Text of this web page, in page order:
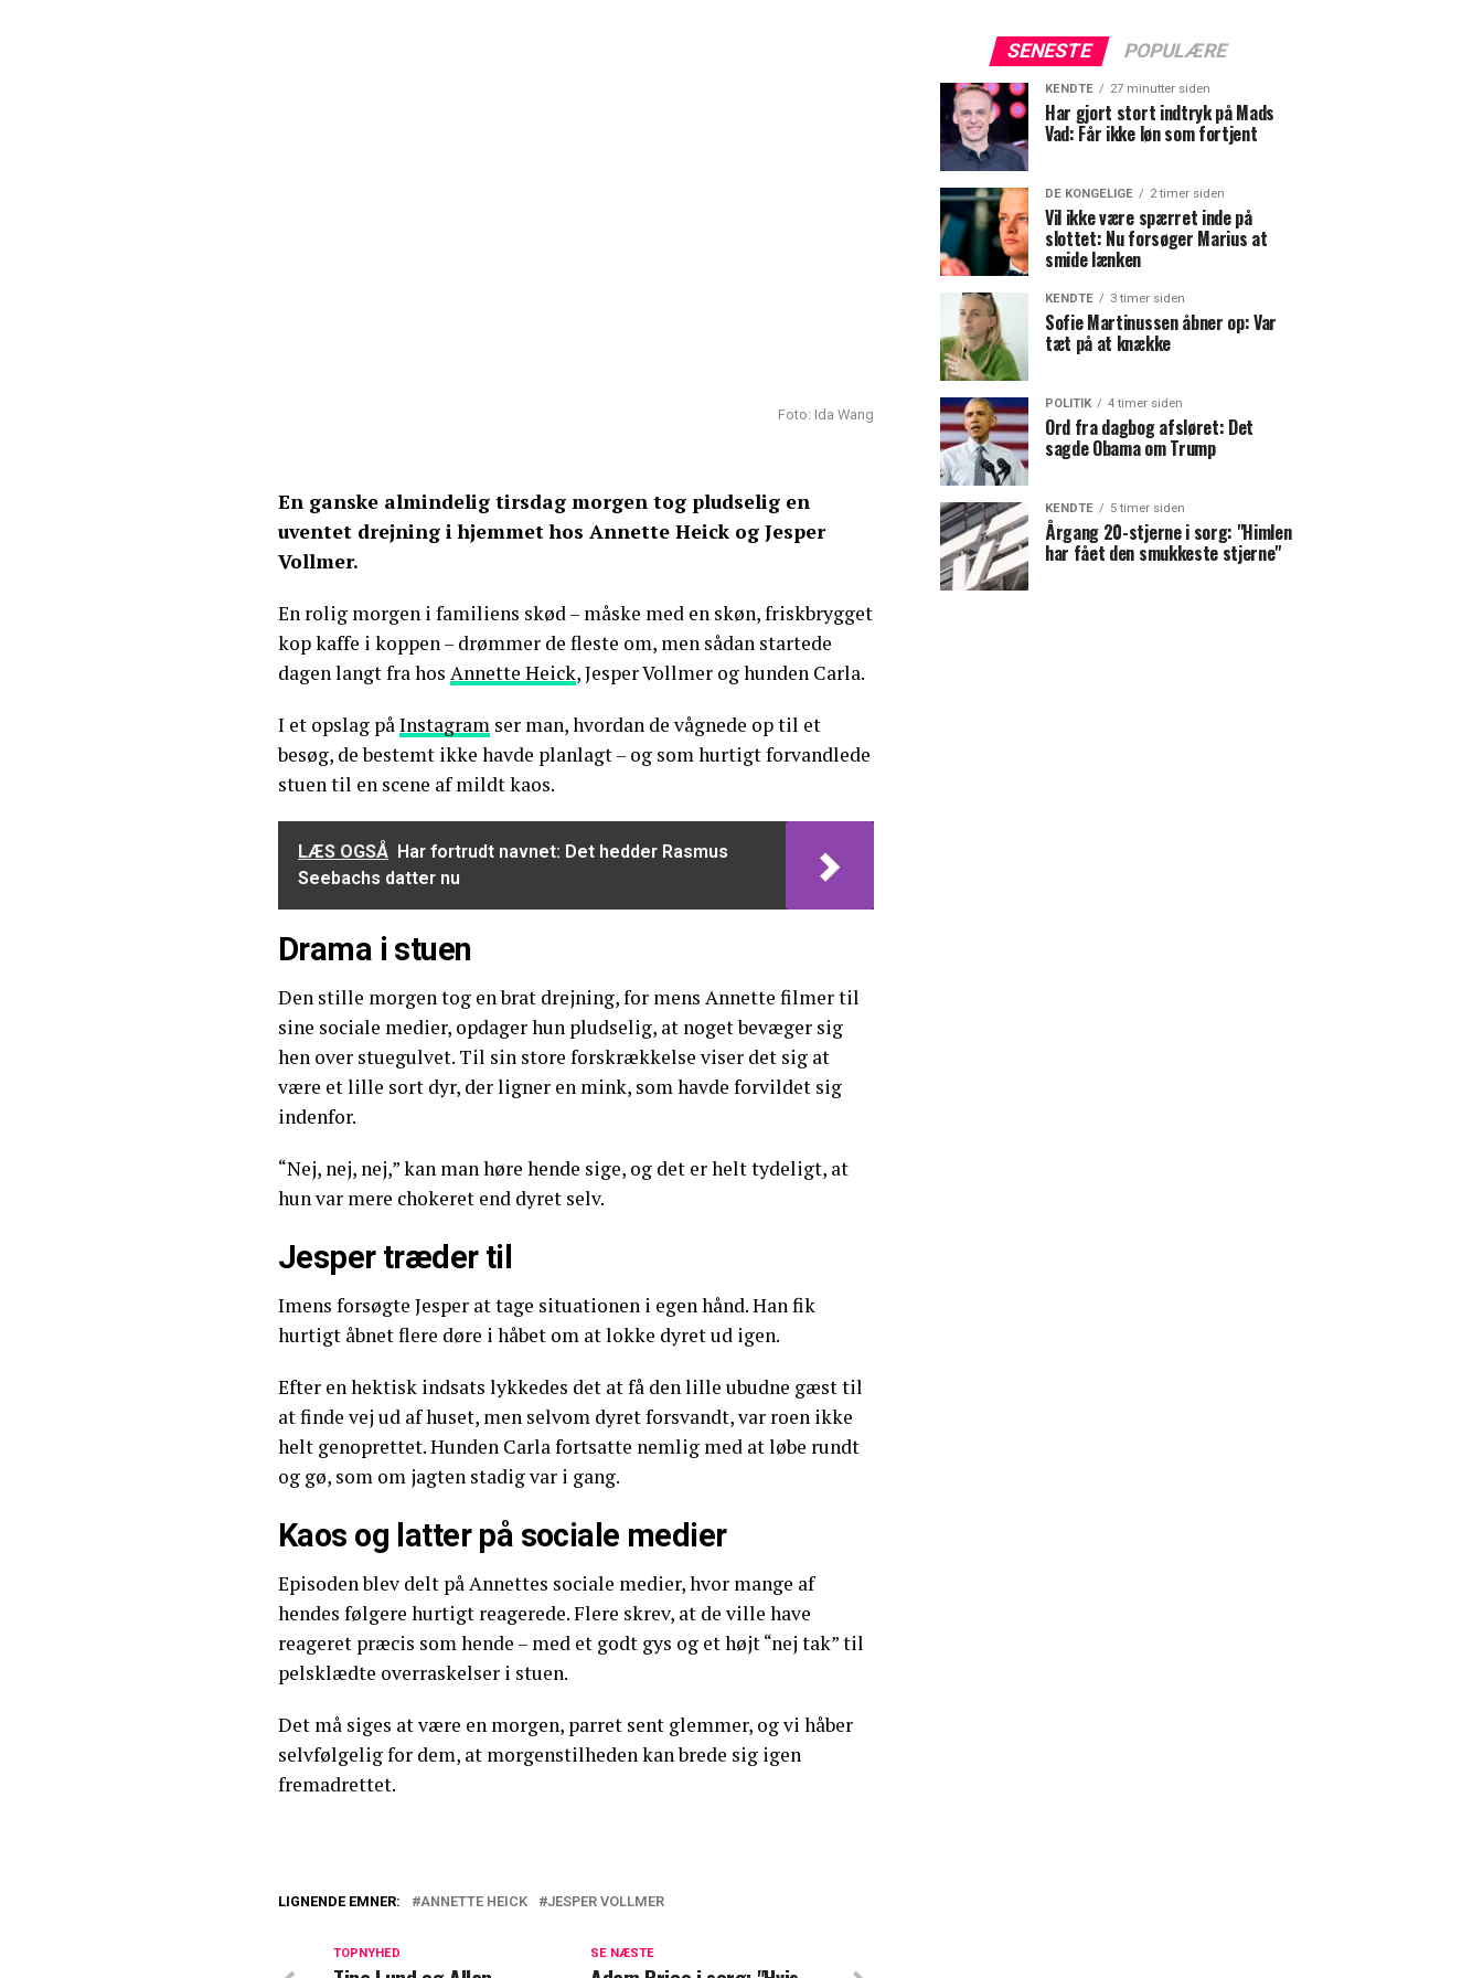
Foto: Ida Wang
En ganske almindelig tirsdag morgen tog pludselig en
uventet drejning i hjemmet hos Annette Heick og Jesper
Vollmer.
En rolig morgen i familiens skød – måske med en skøn, friskbrygget
kop kaffe i koppen – drømmer de fleste om, men sådan startede
dagen langt fra hos Annette Heick, Jesper Vollmer og hunden Carla.
I et opslag på Instagram ser man, hvordan de vågnede op til et
besøg, de bestemt ikke havde planlagt – og som hurtigt forvandlede
stuen til en scene af mildt kaos.
LÆS OGSÅ Har fortrudt navnet: Det hedder Rasmus
Seebachs datter nu
Drama i stuen
Den stille morgen tog en brat drejning, for mens Annette filmer til
sine sociale medier, opdager hun pludselig, at noget bevæger sig
hen over stuegulvet. Til sin store forskrækkelse viser det sig at
være et lille sort dyr, der ligner en mink, som havde forvildet sig
indenfor.
“Nej, nej, nej,” kan man høre hende sige, og det er helt tydeligt, at
hun var mere chokeret end dyret selv.
Jesper træder til
Imens forsøgte Jesper at tage situationen i egen hånd. Han fik
hurtigt åbnet flere døre i håbet om at lokke dyret ud igen.
Efter en hektisk indsats lykkedes det at få den lille ubudne gæst til
at finde vej ud af huset, men selvom dyret forsvandt, var roen ikke
helt genoprettet. Hunden Carla fortsatte nemlig med at løbe rundt
og gø, som om jagten stadig var i gang.
Kaos og latter på sociale medier
Episoden blev delt på Annettes sociale medier, hvor mange af
hendes følgere hurtigt reagerede. Flere skrev, at de ville have
reageret præcis som hende – med et godt gys og et højt “nej tak” til
pelsklædte overraskelser i stuen.
Det må siges at være en morgen, parret sent glemmer, og vi håber
selvfølgelig for dem, at morgenstilheden kan brede sig igen
fremadrettet.
set ham og Annette før
LIGNENDE EMNER: ANNETTE HEICK JESPER VOLLMER
SE NÆSTE
TOPNYHED
SENESTE POPULÆRE
KENDTE 27 minutter siden
Har gjort stort indtryk på Mads
Vad: Får ikke løn som fortjent
DE KONGELIGE 2 timer siden
Vil ikke være spærret inde på
slottet: Nu forsøger Marius at
smide lænken
KENDTE 3 timer siden
Sofie Martinussen åbner op: Var
tæt på at knække
POLITIK 4 timer siden
Ord fra dagbog afsløret: Det
sagde Obama om Trump
KENDTE 5 timer siden
Årgang 20-stjerne i sorg: "Himlen
har fået den smukkeste stjerne"